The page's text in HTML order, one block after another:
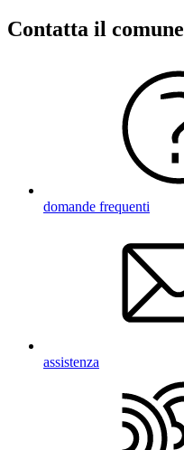
Contatta il comune
domande frequenti
assistenza